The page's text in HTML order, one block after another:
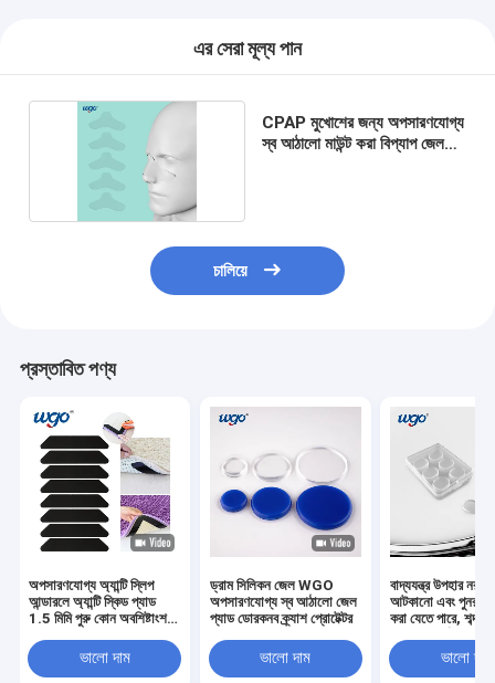
এর সেরা মূল্য পান
CPAP মুখোশের জন্য অপসারণযোগ্য
স্ব আঠালো মাউন্ট করা বিপ্যাপ জেল
চালিয়ে
প্রস্তাবিত পণ্য
অপসারণযোগ্য অ্যান্টি স্লিপ
আন্ডারলে অ্যান্টি স্কিড প্যাড
1.5 মিমি পুরু কোন অবশিষ্টাংশ
ভালো দাম
ড্রাম সিলিকন জেল WGO
অপসারণযোগ্য স্ব আঠালো জেল
প্যাড ডোরকনব ক্র্যাশ প্রোটেক্টর
ভালো দাম
বাদ্যযন্ত্র উপহার নরম
আটকানো এবং পুনরায়
করা যেতে পারে, শব্দ
যেতে পারে
ভালো দাম